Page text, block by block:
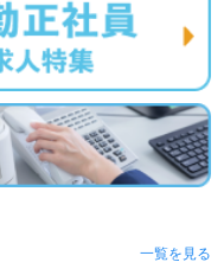
一覧を見る